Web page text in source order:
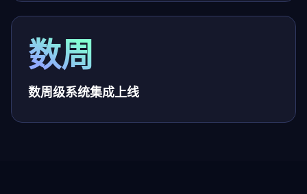
数周
数周级系统集成上线